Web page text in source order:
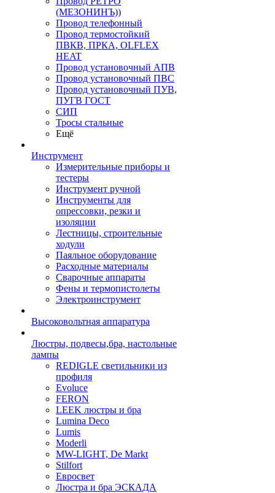
(МЕЗОНИНЪ))
Провод телефонный
Провод термостойкий
ПВКВ, ПРКА, OLFLEX
HEAT
Провод установочный АПВ
Провод установочный ПВС
Провод установочный ПУВ,
ПУГВ ГОСТ
СИП
Тросы стальные
Ещё
Инструмент
Измерительные приборы и
тестеры
Инструмент ручной
Инструменты для
опрессовки, резки и
изоляции
Лестницы, строительные
ходули
Паяльное оборудование
Расходные материалы
Сварочные аппараты
Фены и термопистолеты
Электроинструмент
Высоковольтная аппаратура
Люстры, подвесы,бра, настольные
лампы
REDIGLE светильники из
профиля
Evoluce
FERON
LEEK люстры и бра
Lumina Deco
Lumis
Moderli
MW-LIGHT, De Markt
Stilfort
Евросвет
Люстра и бра ЭСКАДА